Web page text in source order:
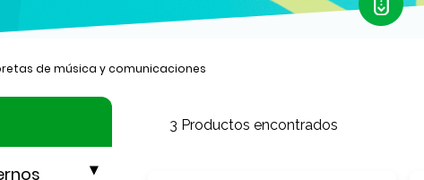
de música y comunicaciones
3 Productos encontrados